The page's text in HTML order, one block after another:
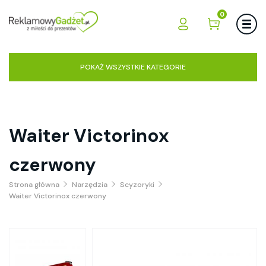
0
POKAŻ WSZYSTKIE KATEGORIE
Waiter Victorinox
czerwony
Strona główna Narzędzia
Scyzoryki
Waiter Victorinox czerwony